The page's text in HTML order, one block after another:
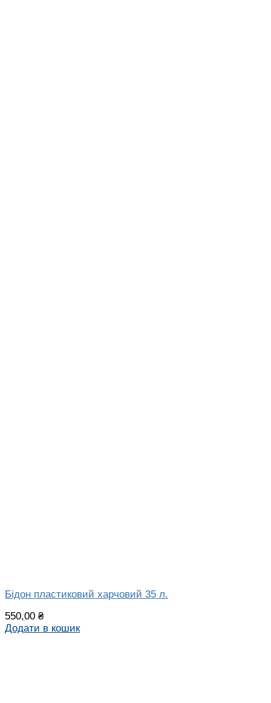
Бідон пластиковий харчовий 35 л.
550,00 ₴
Додати в кошик